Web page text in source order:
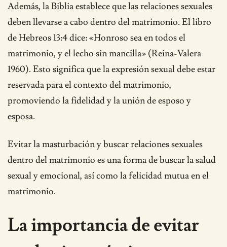
Además, la Biblia establece que las relaciones sexuales
deben llevarse a cabo dentro del matrimonio. El libro
de Hebreos 13:4 dice: «Honroso sea en todos el
matrimonio, y el lecho sin mancilla» (Reina-Valera
1960). Esto significa que la expresión sexual debe estar
reservada para el contexto del matrimonio,
promoviendo la fidelidad y la unión de esposo y
esposa.
Evitar la masturbación y buscar relaciones sexuales
dentro del matrimonio es una forma de buscar la salud
sexual y emocional, así como la felicidad mutua en el
matrimonio.
La importancia de evitar